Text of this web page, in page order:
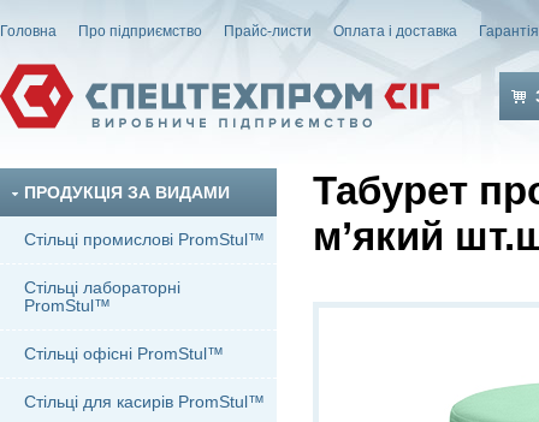
Головна Про підприємство Прайс-листи Оплата і доставка
ПРОДУКЦІЯ ЗА ВИДАМИ
Стільці промислові PromStul™
Стільці лабораторні
PromStul™
Стільці офісні PromStul™
Стільці для касирів PromStul™
Табурет
м’який